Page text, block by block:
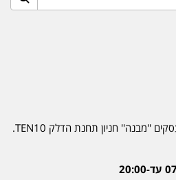
האילן 4 אור עקיבא - מתחם העסקים ''מבנה'' חניון תחנת הדלק TEN10.